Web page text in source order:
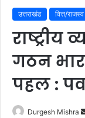
उत्तराखंड वित्त/राजस्व
राष्ट्रीय
गठन
पहल :
Durgesh Mishra